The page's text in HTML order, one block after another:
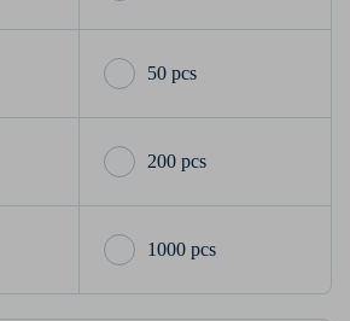
50 pcs
200 pcs
1000 pcs